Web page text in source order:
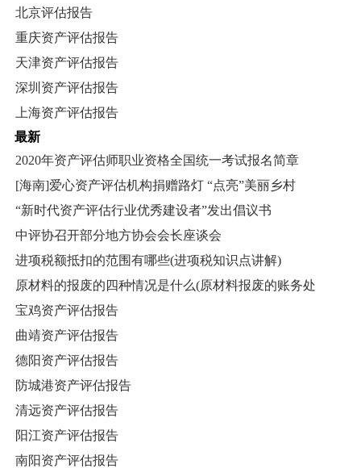
北京评估报告
重庆资产评估报告
天津资产评估报告
深圳资产评估报告
上海资产评估报告
最新
2020年资产评估师职业资格全国统一考试报名简章
[海南]爱心资产评估机构捐赠路灯 “点亮”美丽乡村
“新时代资产评估行业优秀建设者”发出倡议书
中评协召开部分地方协会会长座谈会
进项税额抵扣的范围有哪些(进项税知识点讲解)
原材料的报废的四种情况是什么(原材料报废的账务处
宝鸡资产评估报告
曲靖资产评估报告
德阳资产评估报告
防城港资产评估报告
清远资产评估报告
阳江资产评估报告
南阳资产评估报告